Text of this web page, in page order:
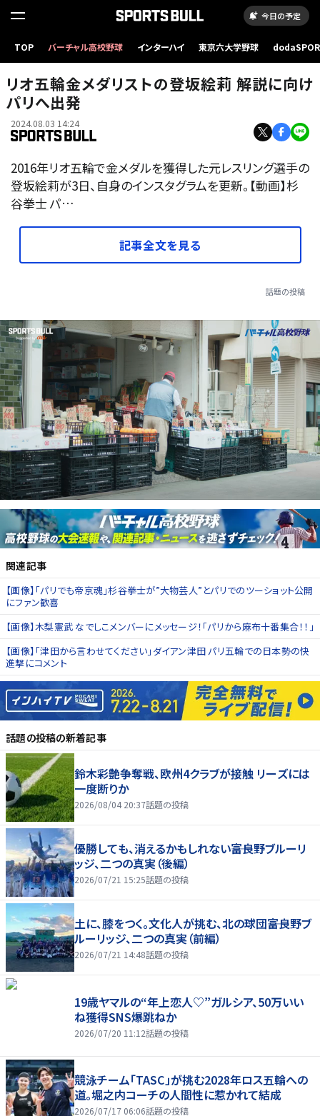
今日の予定
TOP バーチャル高校野球 インターハイ 東京六大学野球
リオ五輪金メダリストの登坂絵莉 解説に向け
パリへ出発
2024.08.03 14:24
2016年リオ五輪で金メダルを獲得した元レスリング選手の
登坂絵莉が3日、自身のインスタグラムを更新。【動画】杉
谷拳士 パ…
記事全文を見る
話題の投稿
関連記事
【画像】「パリでも帝京魂」杉谷拳士が”大物芸人”とパリでのツーショット公開
にファン歓喜
【画像】木梨憲武 なでしこメンバーにメッセージ！「パリから麻布十番集合！！」
【画像】「津田から言わせてください」ダイアン津田 パリ五輪での日本勢の快
進撃にコメント
話題の投稿の新着記事
鈴木彩艶争奪戦、欧州4クラブが接触 リーズには
一度断りか
2026/08/04 20:37話題の投稿
優勝しても、消えるかもしれない――富良野ブルーリ
ッジ、二つの真実（後編）
2026/07/21 15:25話題の投稿
土に、膝をつく。文化人が挑む、北の球団――富良野ブ
ルーリッジ、二つの真実（前編）
2026/07/21 14:48話題の投稿
19歳ヤマルの“年上恋人♡”ガルシア、50万いい
ね獲得SNS爆跳ねか
2026/07/20 11:12話題の投稿
競泳チーム「TASC」が挑む2028年ロス五輪への
道。堀之内コーチの人間性に惹かれて結成
2026/07/17 06:06話題の投稿